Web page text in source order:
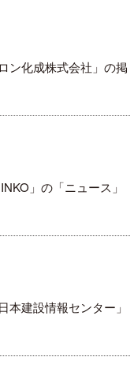
ン化成株式会社」の掲
」の「ニュース」
本建設情報センター」